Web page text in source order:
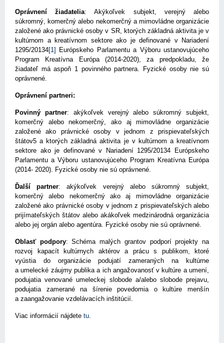
Oprávnení žiadatelia: Akýkoľvek subjekt, verejný alebo
súkromný, komerčný alebo nekomerčný a mimovládne organizácie
založené ako právnické osoby v SR, ktorých základná aktivita je v
kultúrnom a kreatívnom sektore ako je definované v Nariadení
1295/20134[1] Európskeho Parlamentu a Výboru ustanovujúceho
Program Kreatívna Európa (2014-2020), za predpokladu, že
žiadateľ má aspoň 1 povinného partnera. Fyzické osoby nie sú
oprávnené.
Oprávnení partneri:
Povinný partner: akýkoľvek verejný alebo súkromný subjekt,
komerčný alebo nekomerčný, ako aj mimovládne organizácie
založené ako právnické osoby v jednom z prispievateľských
štátov5 a ktorých základná aktivita je v kultúrnom a kreatívnom
sektore ako je definované v Nariadení 1295/20134 Európskeho
Parlamentu a Výboru ustanovujúceho Program Kreatívna Európa
(2014- 2020). Fyzické osoby nie sú oprávnené.
Ďalší partner: akýkoľvek verejný alebo súkromný subjekt,
komerčný alebo nekomerčný ako aj mimovládne organizácie
založené ako právnické osoby v jednom z prispievateľských alebo
prijímateľských štátov alebo akákoľvek medzinárodná organizácia
alebo jej orgán alebo agentúra. Fyzické osoby nie sú oprávnené.
Oblasť podpory: Schéma malých grantov podporí projekty na
rozvoj kapacít kultúrnych aktérov a prácu s publikom, ktoré
vyústia do organizácie podujatí zameraných na kultúrne
a umelecké záujmy publika a ich angažovanosť v kultúre a umení,
podujatia venované umeleckej slobode a/alebo slobode prejavu,
podujatia zamerané na šírenie povedomia o kultúre menšín
a zaangažovanie vzdelávacích inštitúcií.
Viac informácií nájdete tu